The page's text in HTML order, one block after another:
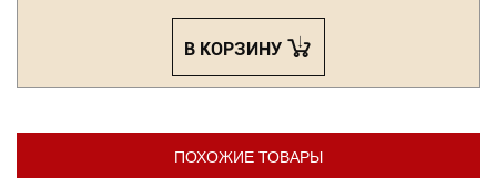
В КОРЗИНУ
ПОХОЖИЕ ТОВАРЫ